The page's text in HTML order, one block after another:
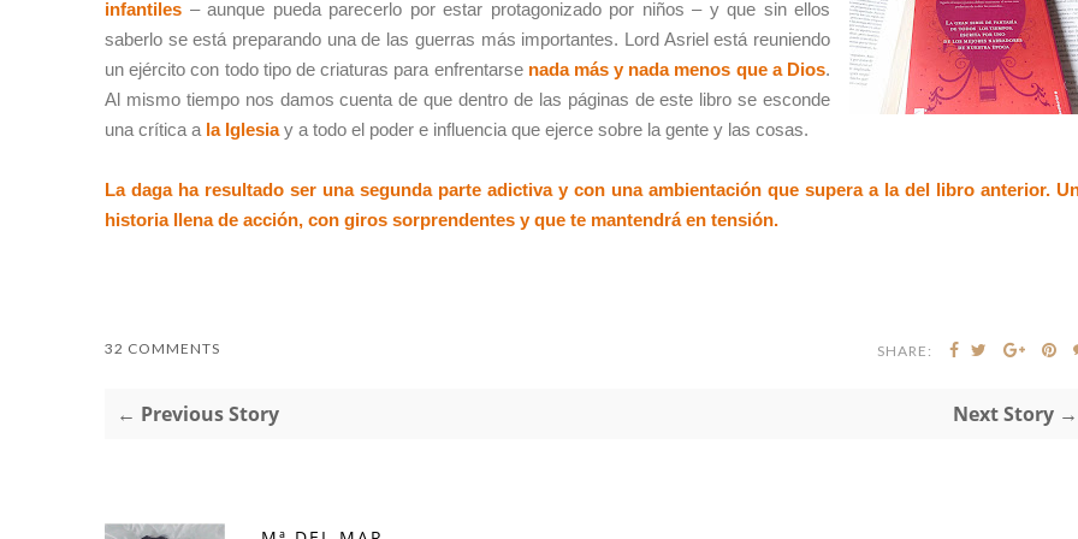
infantiles – aunque pueda parecerlo por estar protagonizado por niños – y que sin ellos
saberlo se está preparando una de las guerras más importantes. Lord Asriel está reuniendo
un ejército con todo tipo de criaturas para enfrentarse nada más y nada menos que a Dios.
Al mismo tiempo nos damos cuenta de que dentro de las páginas de este libro se esconde
una crítica a la Iglesiay a todo el poder e influencia que ejerce sobre la gente y las cosas.
La daga ha resultado ser una segunda parte adictiva y con una ambientación que supera a la del libro anterior.
historia llena de acción, con giros sorprendentes y que te mantendrá en tensión.
32 COMMENTS SHARE:
← Previous Story Next Story →